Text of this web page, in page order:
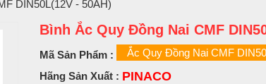
DIN50L(12V - 50AH)
Bình Ắc Quy Đồng Nai CMF
Mã Sản Phẩm :
Ắc Quy Đồng Nai CMF
Hãng Sản Xuất : PINACO